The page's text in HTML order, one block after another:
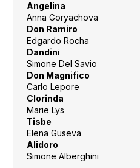
Angelina
Anna Goryachova
Don Ramiro
Edgardo Rocha
Dandini
Simone Del Savio
Don Magnifico
Carlo Lepore
Clorinda
Marie Lys
Tisbe
Elena Guseva
Alidoro
Simone Alberghini